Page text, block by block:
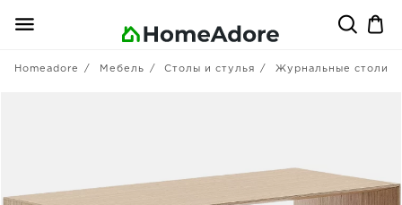
Homeadore Мебель Столы и стулья Журнальные столики